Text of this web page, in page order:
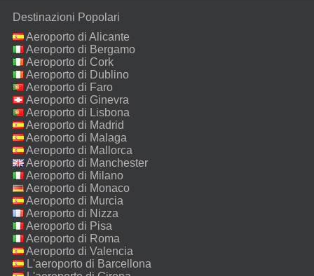
Destinazioni Popolari
Aeroporto di Alicante
Aeroporto di Bergamo
Aeroporto di Cork
Aeroporto di Dublino
Aeroporto di Faro
Aeroporto di Ginevra
Aeroporto di Lisbona
Aeroporto di Madrid
Aeroporto di Malaga
Aeroporto di Mallorca
Aeroporto di Manchester
Aeroporto di Milano
Malpensa
Aeroporto di Monaco
Aeroporto di Murcia
Aeroporto di Nizza
Aeroporto di Pisa
Aeroporto di Roma
Fiumicino
Aeroporto di Valencia
L'aeroporto di Barcellona